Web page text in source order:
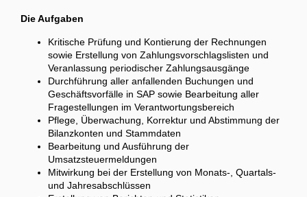
Die Aufgaben
Kritische Prüfung und Kontierung der Rechnungen
sowie Erstellung von Zahlungsvorschlagslisten und
Veranlassung periodischer Zahlungsausgänge
Durchführung aller anfallenden Buchungen und
Geschäftsvorfälle in SAP sowie Bearbeitung aller
Fragestellungen im Verantwortungsbereich
Pflege, Überwachung, Korrektur und Abstimmung der
Bilanzkonten und Stammdaten
Bearbeitung und Ausführung der
Umsatzsteuermeldungen
Mitwirkung bei der Erstellung von Monats-, Quartals-
und Jahresabschlüssen